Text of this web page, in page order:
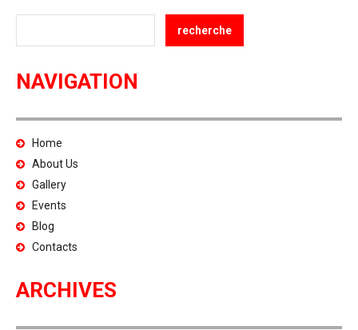
NAVIGATION
Home
About Us
Gallery
Events
Blog
Contacts
ARCHIVES